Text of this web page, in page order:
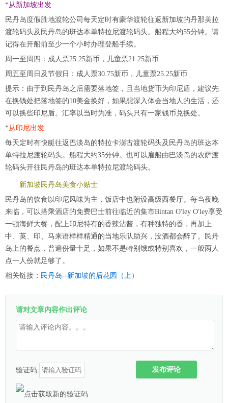
*从新加坡出发
民丹岛度假胜地渡轮公司每天定时有豪华渡轮往返新加坡的丹那美拉
渡轮码头及民丹岛的班达本单特拉尼渡轮码头。船程大约55分钟。请
记得在开船前至少一个小时办理登船手续。
周一至周四：成人票25.25新币，儿童票21.25新币
周五至周日及节假日：成人票30.75新币，儿童票25.25新币
提示：由于到民丹岛之后需要落地签，且当地货币为印尼盾，建议先
在换钱处把落地签的10美金换好，如果想深入体会当地人的生活，还
可以换些印尼盾。汇率以当时为准，码头只有一家钱币兑换处。
*从印尼出发
每天定时有快艇往返巴淡岛的特拉卡澎古渡轮码头及民丹岛的班达本
单特拉尼渡轮码头。船程大约35分钟。也可以雇船由巴淡岛的农萨渡
轮码头开往民丹岛的班达本单特拉尼渡轮码头。
新加坡民丹岛美食小贴士
民丹岛的饮食以印尼风味为主，饭店中也附设高级西餐厅。每当夜晚
来临，可以搭乘酒店的免费巴士前往临近的集市Bintan O'ley O'ley享受
一顿海鲜大餐，配上印尼特有的香辣沾酱，有种独特的香，再加上
中、英、印、马来语样样精通的当地乐队助兴，没酒都会醉了。民丹
岛上的餐点，普遍份量十足，如果不是特别饿或特别喜欢，一般两人
点一人份就足够了。
相关链接： 民丹岛--新加坡的后花园（上）
请对文章内容作出评论
验证码: 发布评论